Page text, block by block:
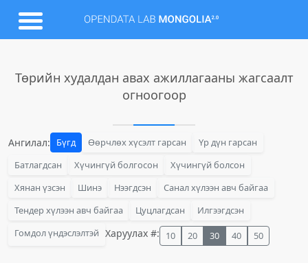
Төрийн худалдан авах ажиллагааны жагсаалт
огноогоор
Ангилал: Бүгд Өөрчлөх хүсэлт гарсан
Үр дүн гарсан
Батлагдсан
Хүчингүй болгосон
Хүчингүй болсон
Хянан үзсэн
Шинэ Нээгдсэн
Санал хүлээн авч байгаа
Тендер хүлээн авч байгаа
Цуцлагдсан
Илгээгдсэн
Гомдол үндэслэлтэй Харуулах #: 10 20 30 40 50